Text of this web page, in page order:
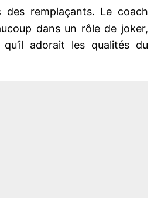
des remplaçants. Le coach
dans un rôle de joker,
adorait les qualités du